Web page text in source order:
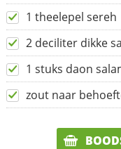
1 theelepel sereh
2 deciliter dikke
1 stuks daon
zout naar